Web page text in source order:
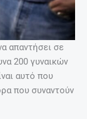
απαντήσει σε
200 γυναικών
αυτό που
που συναντούν